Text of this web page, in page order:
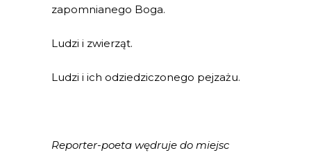
zapomnianego Boga.
Ludzi i zwierząt.
Ludzi i ich odziedziczonego pejzażu.
Reporter-poeta wędruje do miejsc